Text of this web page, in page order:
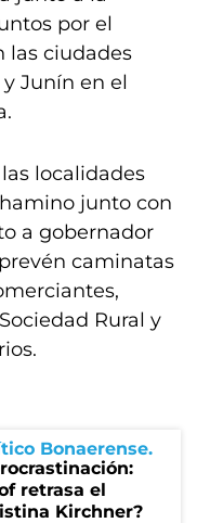
por el
las ciudades
Junín en el
localidades
junto con
a gobernador
caminatas
Rural y
Bonaerense
retrasa el
Kirchner?